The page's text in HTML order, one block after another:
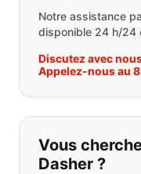
Notre assistance
disponible 24 h/24
Discutez avec
Appelez-nous au
Vous
Dasher ?